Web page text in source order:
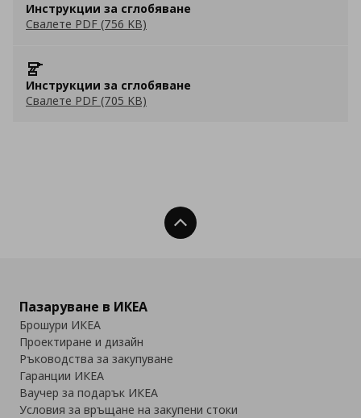
Инструкции за сглобяване
Свалете PDF (756 KB)
Инструкции за сглобяване
Свалете PDF (705 KB)
Нагоре
Пазаруване в ИКЕА
Брошури ИКЕА
Проектиране и дизайн
Ръководства за закупуване
Гаранции ИКЕА
Ваучер за подарък ИКЕА
Условия за връщане на закупени стоки